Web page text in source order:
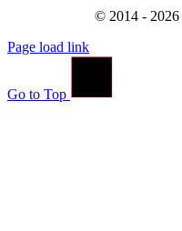
© 2014 - 2026
Page load link
Go to Top